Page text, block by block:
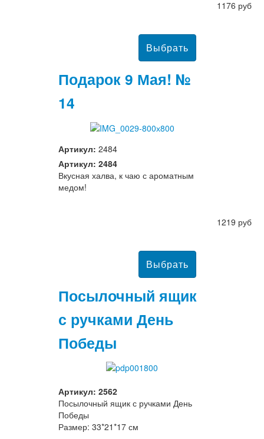
1176 руб
Подарок 9 Мая! №
14
Артикул: 2484
Артикул: 2484
Вкусная халва, к чаю с ароматным
медом!
1219 руб
Посылочный ящик
с ручками День
Победы
Артикул: 2562
Посылочный ящик с ручками День
Победы
Размер: 33*21*17 см